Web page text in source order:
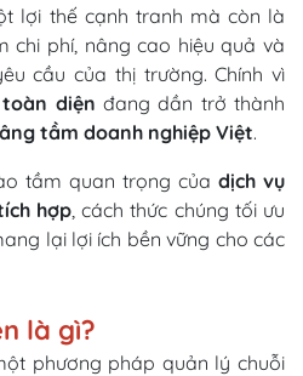
lợi thế cạnh tranh mà còn là
chi phí, nâng cao hiệu quả và
cầu của thị trường. Chính vì
diện đang dần trở thành
tầm doanh nghiệp Việt.
tầm quan trọng của dịch vụ
hợp , cách thức chúng tối ưu
lại lợi ích bền vững cho các
là gì?
phương pháp quản lý chuỗi